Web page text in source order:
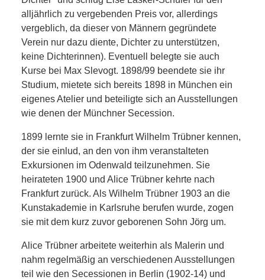
alljährlich zu vergebenden Preis vor, allerdings
vergeblich, da dieser von Männern gegründete
Verein nur dazu diente, Dichter zu unterstützen,
keine Dichterinnen). Eventuell belegte sie auch
Kurse bei Max Slevogt. 1898/99 beendete sie ihr
Studium, mietete sich bereits 1898 in München ein
eigenes Atelier und beteiligte sich an Ausstellungen
wie denen der Münchner Secession.
1899 lernte sie in Frankfurt Wilhelm Trübner kennen,
der sie einlud, an den von ihm veranstalteten
Exkursionen im Odenwald teilzunehmen. Sie
heirateten 1900 und Alice Trübner kehrte nach
Frankfurt zurück. Als Wilhelm Trübner 1903 an die
Kunstakademie in Karlsruhe berufen wurde, zogen
sie mit dem kurz zuvor geborenen Sohn Jörg um.
Alice Trübner arbeitete weiterhin als Malerin und
nahm regelmäßig an verschiedenen Ausstellungen
teil wie den Secessionen in Berlin (1902-14) und